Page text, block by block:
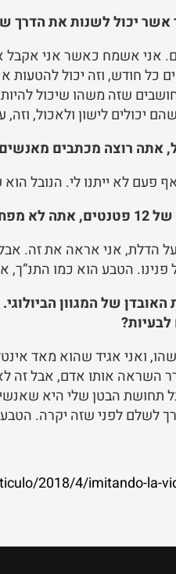
אשר יכול לשנות את הדרך
אני אשמח כאשר אני
כל חודש, וזה יכול
שזה משהו שיכול
יכולים לישון ולאכול, וזה,
אתה רוצה מכתבים
פעם לא ייתנו לי. הנובל
במבחן?
פנינו. הטבע הוא כמו
של המגוון
ואני אגיד שהוא מאד
אותו אדם, אבל זה לא
תחושת הבטן שלי היא
לשלם לפני שזה יקרה.
2018/4/imitando-la-